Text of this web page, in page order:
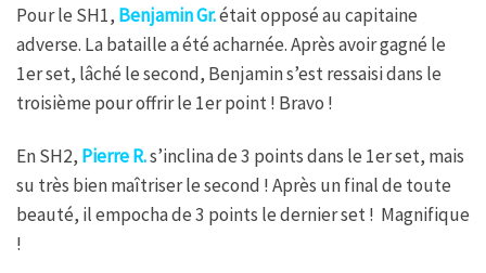
Pour le SH1, Benjamin Gr.était opposé au capitaine
adverse. La bataille a été acharnée. Après avoir gagné le
1er set, lâché le second, Benjamin s’est ressaisi dans le
troisième pour offrir le 1er point ! Bravo !
En SH2, Pierre R.s’inclina de 3 points dans le 1er set, mais
su très bien maîtriser le second ! Après un final de toute
beauté, il empocha de 3 points le dernier set ! Magnifique
!